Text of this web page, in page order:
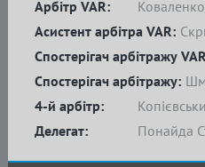
4-й арбітр:
Делегат:
Понайда
Спостерігач арбітражу:
Арбітр VAR:
Асистент арбітра VAR:
Спостерігач арбітражу